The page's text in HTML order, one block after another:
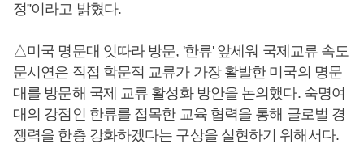
정”이라고 밝혔다.
△미국 명문대 잇따라 방문, '한류' 앞세워 국제교류 속도
문시연은 직접 학문적 교류가 가장 활발한 미국의 명문
대를 방문해 국제 교류 활성화 방안을 논의했다. 숙명여
대의 강점인 한류를 접목한 교육 협력을 통해 글로벌 경
쟁력을 한층 강화하겠다는 구상을 실현하기 위해서다.